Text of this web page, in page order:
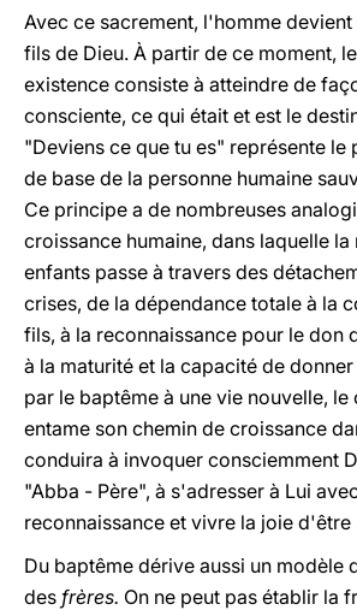
Avec ce sacrement, l'homme
fils de Dieu. À partir de ce moment,
existence consiste à atteindre de
consciente, ce qui était et est le
"Deviens ce que tu es" représente
de base de la personne humaine
Ce principe a de nombreuses
croissance humaine, dans laquelle
enfants passe à travers des
crises, de la dépendance totale à la
fils, à la reconnaissance pour le don
à la maturité et la capacité de
par le baptême à une vie nouvelle, le
entame son chemin de croissance
conduira à invoquer consciemment
"Abba - Père", à s'adresser à Lui avec
reconnaissance et vivre la joie d'être
Du baptême dérive aussi un modèle
des frères. On ne peut pas établir la